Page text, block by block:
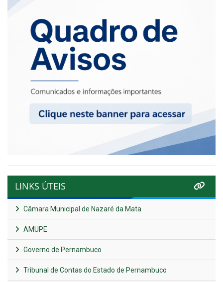
LINKS ÚTEIS
Câmara Municipal de Nazaré da Mata
AMUPE
Governo de Pernambuco
Tribunal de Contas do Estado de Pernambuco